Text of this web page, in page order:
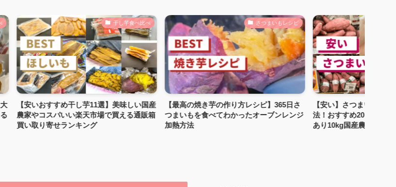
干し芋食べ比べ
【安いおすすめ干し芋11選】美味しい国産
農家やコスパいい楽天市場で買える通販箱
買い取り寄せランキング
さつまいもレシピ
【最高の焼き芋の作り方レシピ】365日さ
つまいもを食べてわかったオーブンレンジ
加熱方法
【安い】さつまいもを安く買
法！おすすめ20kg大量箱売り
あり10kg国産農家直売ネット